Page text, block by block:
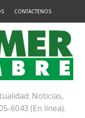
CONTACTENOS
Noticias,
6043 (En línea).